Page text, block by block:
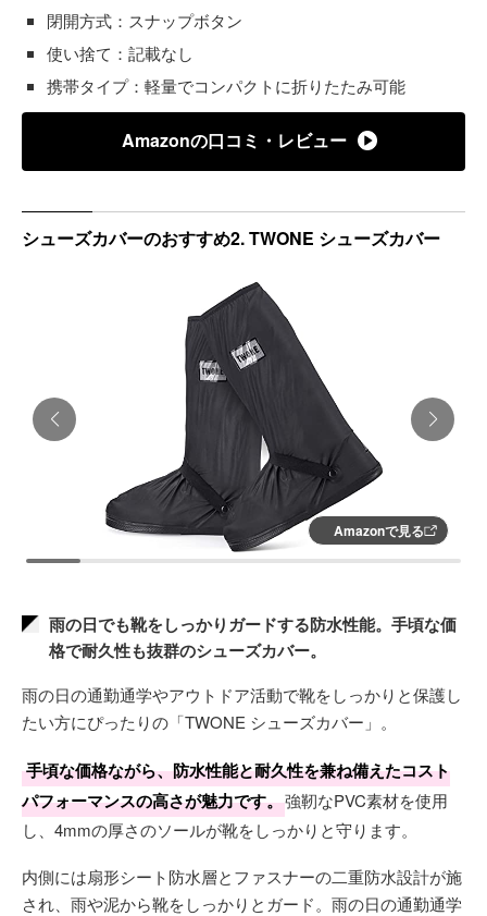
閉開方式：スナップボタン
使い捨て：記載なし
携帯タイプ：軽量でコンパクトに折りたたみ可能
Amazonの口コミ・レビュー
シューズカバーのおすすめ2. TWONE シューズカバー
Amazonで見る
雨の日でも靴をしっかりガードする防水性能。手頃な価
格で耐久性も抜群のシューズカバー。
雨の日の通勤通学やアウトドア活動で靴をしっかりと保護し
たい方にぴったりの「TWONE シューズカバー」。
手頃な価格ながら、防水性能と耐久性を兼ね備えたコスト
パフォーマンスの高さが魅力です。強靭なPVC素材を使用
し、4mmの厚さのソールが靴をしっかりと守ります。
内側には扇形シート防水層とファスナーの二重防水設計が施
され、雨や泥から靴をしっかりとガード。雨の日の通勤通学